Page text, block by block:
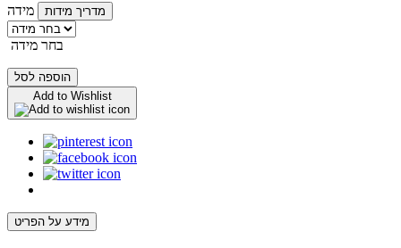
מידה
מדריך מידות
בחר מידה
הוספה לסל
Add to Wishlist
מידע על הפריט